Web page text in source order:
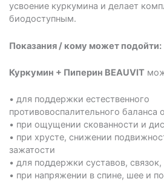
усвоение куркумина и делает
биодоступным.
Показания / кому может подойти:
Куркумин + Пиперин BEAUVIT
• для поддержки естественного
противовоспалительного баланса
• при ощущении скованности и
• при хрусте, снижении
зажатости
• для поддержки суставов,
• при напряжении в спине, шее и